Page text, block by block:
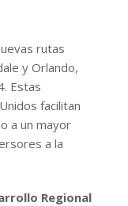
rutas
y Orlando,
Estas
facilitan
a un mayor
a la
Regional